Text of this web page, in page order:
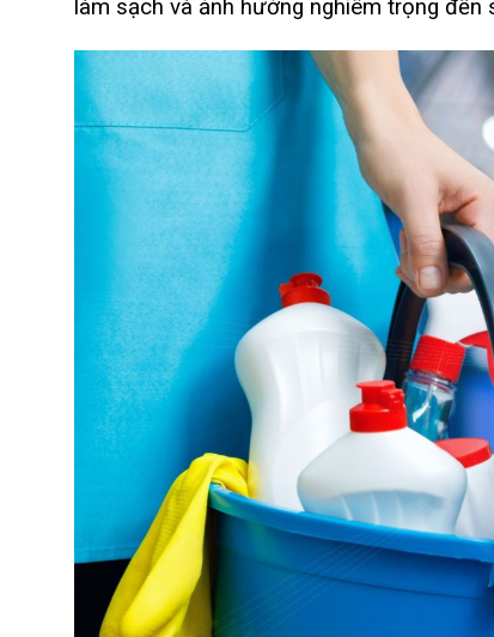
làm sạch và ảnh hưởng nghiêm trọng